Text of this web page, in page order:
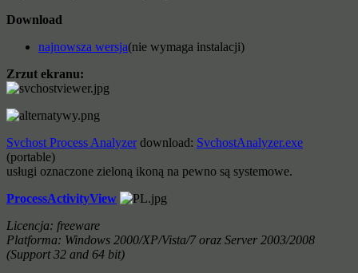
Download
najnowsza wersja(nie wymaga instalacji)
Zrzut ekranu:
Svchost Process Analyzerdownload: SvchostAnalyzer.exe
(portable)
usługi oznaczone zieloną ikoną na pewno są systemowe.
ProcessActivityView
Licencja: freeware
Platforma: Windows 2000/XP/Vista/7 oraz Server 2003/2008
(Support 32 and 64 bit)